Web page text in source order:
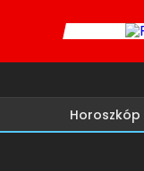
Horoszkóp